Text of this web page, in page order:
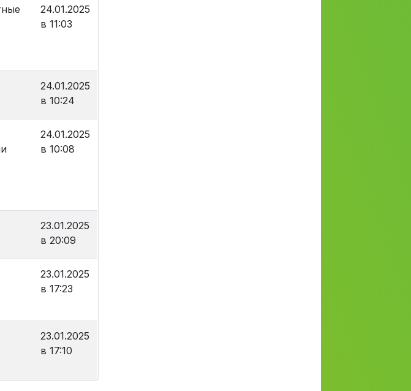
24.01.2025
в 11:03
24.01.2025
в 10:24
24.01.2025
в 10:08
23.01.2025
в 20:09
23.01.2025
в 17:23
23.01.2025
в 17:10